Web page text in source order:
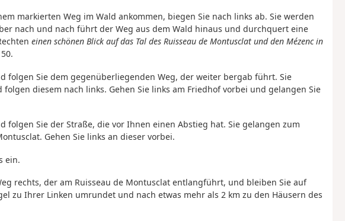
markierten Weg im Wald ankommen, biegen Sie nach links ab. Sie werden
nach und nach führt der Weg aus dem Wald hinaus und durchquert eine
einen schönen Blick auf das Tal des Ruisseau de Montusclat und den Mézenc in
folgen Sie dem gegenüberliegenden Weg, der weiter bergab führt. Sie
diesem nach links. Gehen Sie links am Friedhof vorbei und gelangen Sie
folgen Sie der Straße, die vor Ihnen einen Abstieg hat. Sie gelangen zum
Gehen Sie links an dieser vorbei.
ein.
rechts, der am Ruisseau de Montusclat entlangführt, und bleiben Sie auf
zu Ihrer Linken umrundet und nach etwas mehr als 2 km zu den Häusern des